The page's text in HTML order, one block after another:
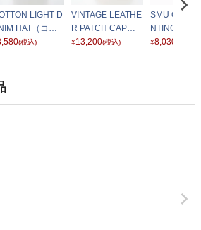
LIGHT D
HAT（コッ
ライトデニム
(税込)
VINTAGE LEATHE
R PATCH CAP
（ヴィンテージ レ
¥13,200(税込)
SMU
NTING CAP
トン ハンチ
¥8,030